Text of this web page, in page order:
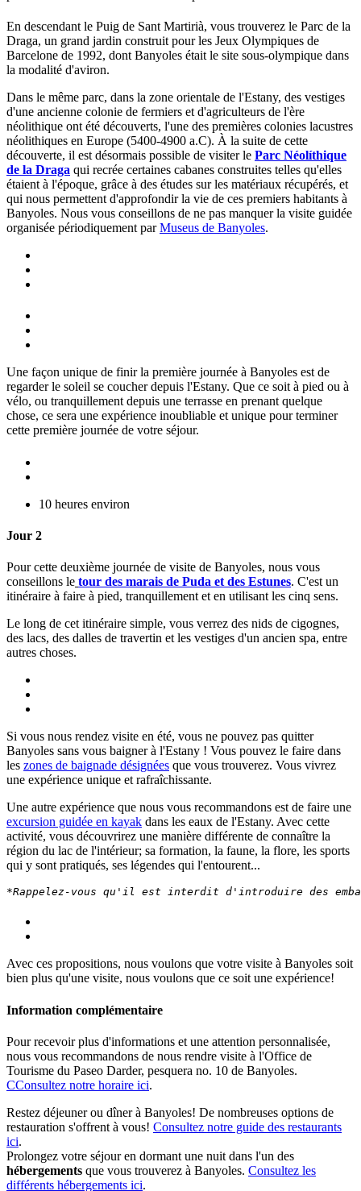
En descendant le Puig de Sant Martirià, vous trouverez le Parc de la
Draga, un grand jardin construit pour les Jeux Olympiques de
Barcelone de 1992, dont Banyoles était le site sous-olympique dans
la modalité d'aviron.
Dans le même parc, dans la zone orientale de l'Estany, des vestiges
d'une ancienne colonie de fermiers et d'agriculteurs de l'ère
néolithique ont été découverts, l'une des premières colonies lacustres
néolithiques en Europe (5400-4900 a.C). À la suite de cette
découverte, il est désormais possible de visiter le Parc Néolíthique
de la Draga qui recrée certaines cabanes construites telles qu'elles
étaient à l'époque, grâce à des études sur les matériaux récupérés, et
qui nous permettent d'approfondir la vie de ces premiers habitants à
Banyoles. Nous vous conseillons de ne pas manquer la visite guidée
organisée périodiquement parMuseus de Banyoles.
Une façon unique de finir la première journée à Banyoles est de
regarder le soleil se coucher depuis l'Estany. Que ce soit à pied ou à
vélo, ou tranquillement depuis une terrasse en prenant quelque
chose, ce sera une expérience inoubliable et unique pour terminer
cette première journée de votre séjour.
10 heures environ
Jour 2
Pour cette deuxième journée de visite de Banyoles, nous vous
conseillons le tour des marais de Puda et des Estunes. C'est un
itinéraire à faire à pied, tranquillement et en utilisant les cinq sens.
Le long de cet itinéraire simple, vous verrez des nids de cigognes,
des lacs, des dalles de travertin et les vestiges d'un ancien spa, entre
autres choses.
Si vous nous rendez visite en été, vous ne pouvez pas quitter
Banyoles sans vous baigner à l'Estany ! Vous pouvez le faire dans
les zones de baignade désignées que vous trouverez. Vous vivrez
une expérience unique et rafraîchissante.
Une autre expérience que nous vous recommandons est de faire une
excursion guidée en kayak dans les eaux de l'Estany. Avec cette
activité, vous découvrirez une manière différente de connaître la
région du lac de l'intérieur; sa formation, la faune, la flore, les sports
qui y sont pratiqués, ses légendes qui l'entourent...
*Rappelez-vous qu'il est interdit d'introduire des
Avec ces propositions, nous voulons que votre visite à Banyoles soit
bien plus qu'une visite, nous voulons que ce soit une expérience!
Information complémentaire
Pour recevoir plus d'informations et une attention personnalisée,
nous vous recommandons de nous rendre visite à l'Office de
Tourisme du Paseo Darder, pesquera no. 10 de Banyoles.
CConsultez notre horaire ici.
Restez déjeuner ou dîner à Banyoles! De nombreuses options de
restauration s'offrent à vous! Consultez notre guide des restaurants
ici.
Prolongez votre séjour en dormant une nuit dans l'un des
hébergements que vous trouverez à Banyoles. Consultez les
différents hébergements ici.